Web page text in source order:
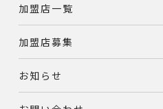
加盟店一覧
加盟店募集
お知らせ